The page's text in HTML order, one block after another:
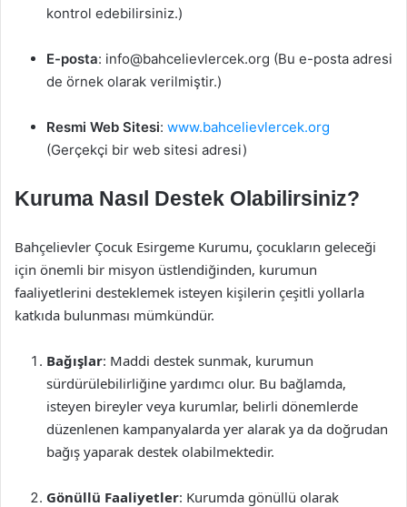
kontrol edebilirsiniz.)
E-posta: info@bahcelievlercek.org (Bu e-posta adresi
de örnek olarak verilmiştir.)
Resmi Web Sitesi: www.bahcelievlercek.org
(Gerçekçi bir web sitesi adresi)
Kuruma Nasıl Destek Olabilirsiniz?
Bahçelievler Çocuk Esirgeme Kurumu, çocukların geleceği
için önemli bir misyon üstlendiğinden, kurumun
faaliyetlerini desteklemek isteyen kişilerin çeşitli yollarla
katkıda bulunması mümkündür.
Bağışlar: Maddi destek sunmak, kurumun
sürdürülebilirliğine yardımcı olur. Bu bağlamda,
isteyen bireyler veya kurumlar, belirli dönemlerde
düzenlenen kampanyalarda yer alarak ya da doğrudan
bağış yaparak destek olabilmektedir.
Gönüllü Faaliyetler: Kurumda gönüllü olarak